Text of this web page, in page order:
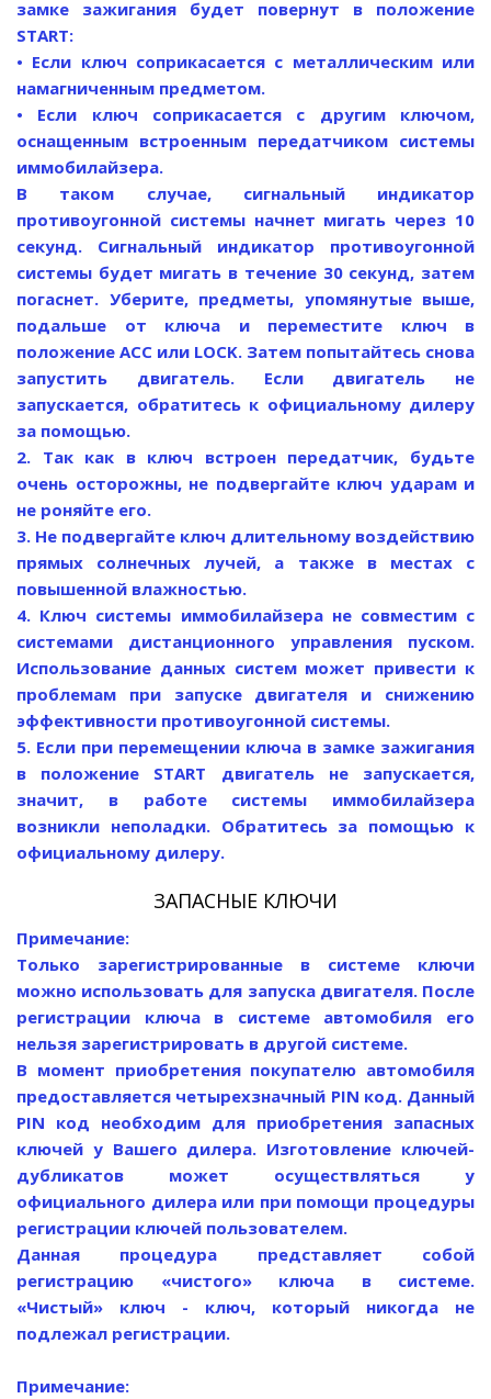
замке зажигания будет повернут в положение
START:
• Если ключ соприкасается с металлическим или
намагниченным предметом.
• Если ключ соприкасается с другим ключом,
оснащенным встроенным передатчиком системы
иммобилайзера.
В таком случае, сигнальный индикатор
противоугонной системы начнет мигать через 10
секунд. Сигнальный индикатор противоугонной
системы будет мигать в течение 30 секунд, затем
погаснет. Уберите, предметы, упомянутые выше,
подальше от ключа и переместите ключ в
положение АСС или LOCK. Затем попытайтесь снова
запустить двигатель. Если двигатель не
запускается, обратитесь к официальному дилеру
за помощью.
2. Так как в ключ встроен передатчик, будьте
очень осторожны, не подвергайте ключ ударам и
не роняйте его.
3. Не подвергайте ключ длительному воздействию
прямых солнечных лучей, а также в местах с
повышенной влажностью.
4. Ключ системы иммобилайзера не совместим с
системами дистанционного управления пуском.
Использование данных систем может привести к
проблемам при запуске двигателя и снижению
эффективности противоугонной системы.
5. Если при перемещении ключа в замке зажигания
в положение START двигатель не запускается,
значит, в работе системы иммобилайзера
возникли неполадки. Обратитесь за помощью к
официальному дилеру.
ЗАПАСНЫЕ КЛЮЧИ
Примечание:
Только зарегистрированные в системе ключи
можно использовать для запуска двигателя. После
регистрации ключа в системе автомобиля его
нельзя зарегистрировать в другой системе.
В момент приобретения покупателю автомобиля
предоставляется четырехзначный PIN код. Данный
PIN код необходим для приобретения запасных
ключей у Вашего дилера. Изготовление ключей-
дубликатов может осуществляться у
официального дилера или при помощи процедуры
регистрации ключей пользователем.
Данная процедура представляет собой
регистрацию «чистого» ключа в системе.
«Чистый» ключ - ключ, который никогда не
подлежал регистрации.
Примечание: